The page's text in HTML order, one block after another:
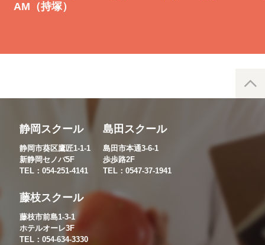
AM（持塚）
静岡スクール
静岡市葵区鷹匠1-1-1
新静岡セノバ5F
TEL：054-251-4141
島田スクール
島田市本通3-6-1
歩歩路2F
TEL：0547-37-1941
藤枝スクール
藤枝市前島1-3-1
ホテルオーレ3F
TEL：054-634-3330